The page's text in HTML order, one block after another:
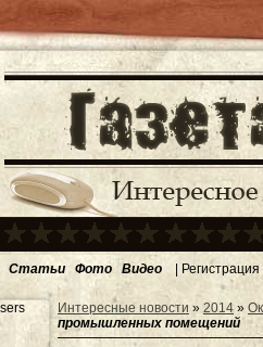
Статьи Фото Видео | Регистрация
Интересные новости » 2014 »
промышленных помещений